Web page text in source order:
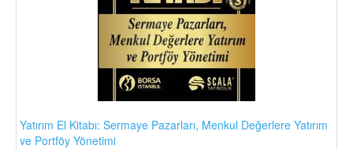
Yatırım El Kitabı: Sermaye Pazarları, Menkul Değerlere Yatırım
ve Portföy Yönetimi